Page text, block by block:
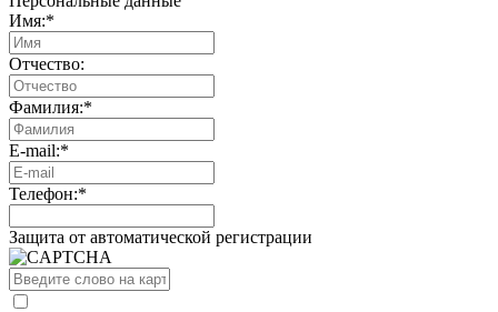
Имя:*
Отчество:
Фамилия:*
E-mail:*
Телефон:*
Защита от автоматической регистрации